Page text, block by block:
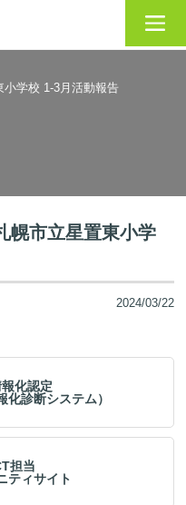
学校 1-3月活動報告
幌市立星置東小学
2024/03/22
化認定
診断システム）
担当
ィサイト